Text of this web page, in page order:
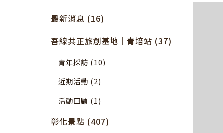
最新消息 (16)
吾線共正旅創基地｜青培站 (37)
青年採訪 (10)
近期活動 (2)
活動回顧 (1)
彰化景點 (407)